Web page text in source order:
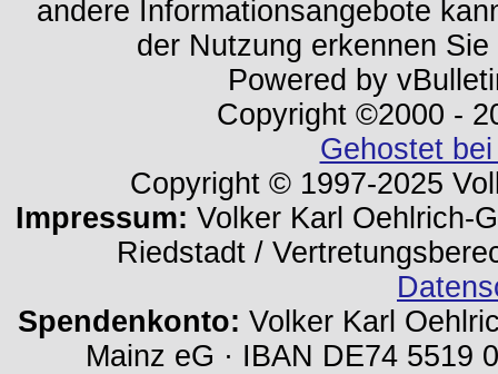
andere Informationsangebote
der Nutzung erkennen
Powered by
Copyright ©2000 -
Gehostet
Copyright © 1997-2025
Impressum: Volker Karl Oehlrich-
Riedstadt /
Spendenkonto: Volker Karl
Mainz eG · IBAN DE74 5519